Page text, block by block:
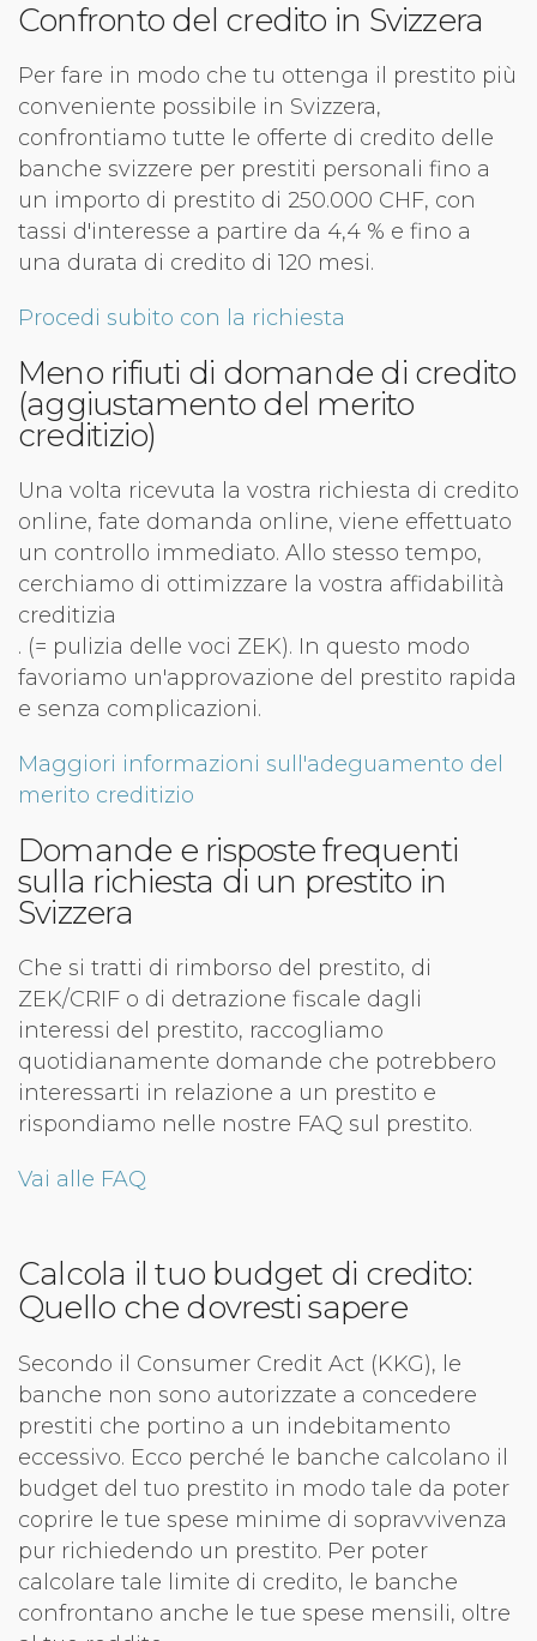
Confronto del credito in Svizzera
Per fare in modo che tu ottenga il prestito più
conveniente possibile in Svizzera,
confrontiamo tutte le offerte di credito delle
banche svizzere per prestiti personali fino a
un importo di prestito di 250.000 CHF, con
tassi d'interesse a partire da 4,4 % e fino a
una durata di credito di 120 mesi.
Procedi subito con la richiesta
Meno rifiuti di domande di credito
(aggiustamento del merito
creditizio)
Una volta ricevuta la vostra richiesta di credito
online, fate domanda online, viene effettuato
un controllo immediato. Allo stesso tempo,
cerchiamo di ottimizzare la vostra affidabilità
creditizia
. (= pulizia delle voci ZEK). In questo modo
favoriamo un'approvazione del prestito rapida
e senza complicazioni.
Maggiori informazioni sull'adeguamento del
merito creditizio
Domande e risposte frequenti
sulla richiesta di un prestito in
Svizzera
Che si tratti di rimborso del prestito, di
ZEK/CRIF o di detrazione fiscale dagli
interessi del prestito, raccogliamo
quotidianamente domande che potrebbero
interessarti in relazione a un prestito e
rispondiamo nelle nostre FAQ sul prestito.
Vai alle FAQ
Calcola il tuo budget di credito:
Quello che dovresti sapere
Secondo il Consumer Credit Act (KKG), le
banche non sono autorizzate a concedere
prestiti che portino a un indebitamento
eccessivo. Ecco perché le banche calcolano il
budget del tuo prestito in modo tale da poter
coprire le tue spese minime di sopravvivenza
pur richiedendo un prestito. Per poter
calcolare tale limite di credito, le banche
confrontano anche le tue spese mensili, oltre